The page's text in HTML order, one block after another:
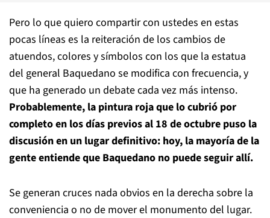
Pero lo que quiero compartir con ustedes en estas
pocas líneas es la reiteración de los cambios de
atuendos, colores y símbolos con los que la estatua
del general Baquedano se modifica con frecuencia, y
que ha generado un debate cada vez más intenso.
Probablemente, la pintura roja que lo cubrió por
completo en los días previos al 18 de octubre puso la
discusión en un lugar definitivo: hoy, la mayoría de la
gente entiende que Baquedano no puede seguir allí.
Se generan cruces nada obvios en la derecha sobre la
conveniencia o no de mover el monumento del lugar.